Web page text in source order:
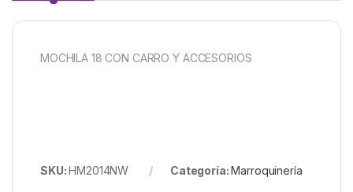
MOCHILA 18 CON CARRO Y ACCESORIOS
SKU:HM2014NW Categoría:Marroquinería